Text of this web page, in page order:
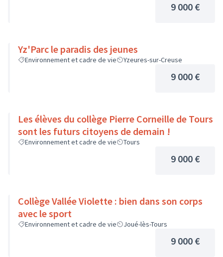
9 000 €
Yz'Parc le paradis des jeunes
Environnement et cadre de vie Yzeures-sur-Creuse
9 000 €
Les élèves du collège Pierre Corneille de Tours
sont les futurs citoyens de demain !
Environnement et cadre de vie Tours
9 000 €
Collège Vallée Violette : bien dans son corps
avec le sport
Environnement et cadre de vie Joué-lès-Tours
9 000 €